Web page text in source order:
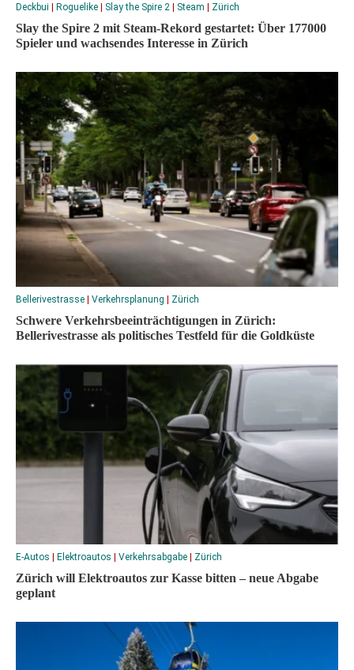
Deckbui | Roguelike | Slay the Spire 2 | Steam | Zürich
Slay the Spire 2 mit Steam-Rekord gestartet: Über 177000
Spieler und wachsendes Interesse in Zürich
Bellerivestrasse | Verkehrsplanung | Zürich
Schwere Verkehrsbeeinträchtigungen in Zürich:
Bellerivestrasse als politisches Testfeld für die Goldküste
E-Autos Elektroautos Verkehrsabgabe Zürich
Zürich will Elektroautos zur Kasse bitten – neue Abgabe
geplant